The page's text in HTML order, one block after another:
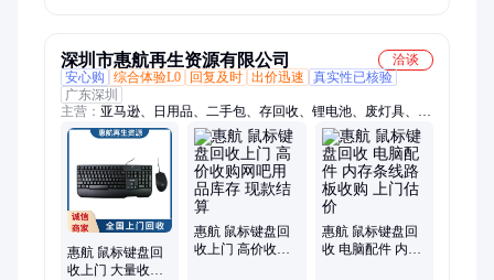
深圳市惠航再生资源有限公司
洽谈
安心购
综合体验L0 回复及时 出价迅速
真实性已核验
广东深圳
主营： 亚马逊、日用品、二手包、存回收、锂电池、废灯具、打
包房、草坪灯、化妆品、电脑废、电子芯、废旧灯、笔记本、电
子料、猫咪窝、充电器、豆浆机、充电宝、七彩灯、线路板、保
温杯、交换机、快递件、残次品、小音响
惠航 鼠标键盘回
收上门 大量收购
惠航 鼠标键盘回
收上门 高价收购
惠航 鼠标键盘回
收 电脑配件 内存